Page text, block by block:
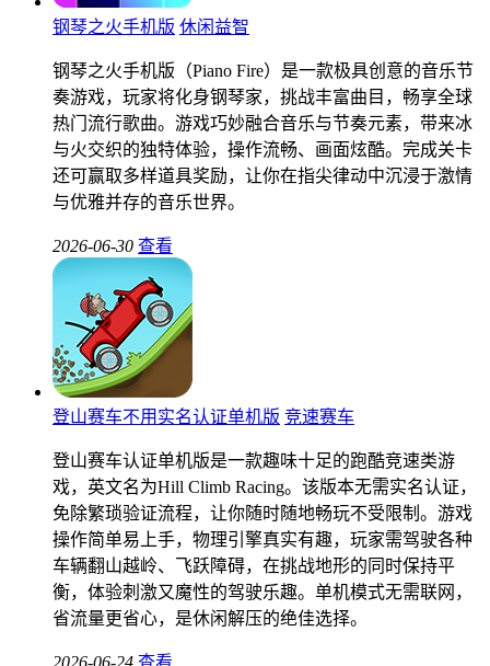
钢琴之火手机版 休闲益智
钢琴之火手机版（Piano Fire）是一款极具创意的音乐节
奏游戏，玩家将化身钢琴家，挑战丰富曲目，畅享全球
热门流行歌曲。游戏巧妙融合音乐与节奏元素，带来冰
与火交织的独特体验，操作流畅、画面炫酷。完成关卡
还可赢取多样道具奖励，让你在指尖律动中沉浸于激情
与优雅并存的音乐世界。
2026-06-30 查看
登山赛车不用实名认证单机版 竞速赛车
登山赛车认证单机版是一款趣味十足的跑酷竞速类游
戏，英文名为Hill Climb Racing。该版本无需实名认证，
免除繁琐验证流程，让你随时随地畅玩不受限制。游戏
操作简单易上手，物理引擎真实有趣，玩家需驾驶各种
车辆翻山越岭、飞跃障碍，在挑战地形的同时保持平
衡，体验刺激又魔性的驾驶乐趣。单机模式无需联网，
省流量更省心，是休闲解压的绝佳选择。
2026-06-24 查看